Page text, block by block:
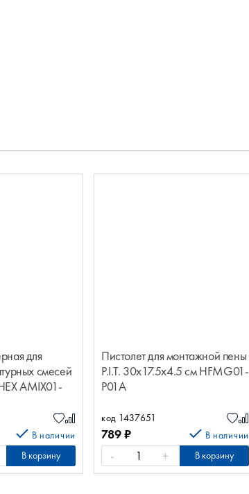
для
смесей
AMIX01-
В наличии
В корзину
Пистолет для монтажной пены
P.I.T. 30x17.5x4.5 см HFMG01-
P01A
код 1437651
789₽ В наличии
- + В корзину